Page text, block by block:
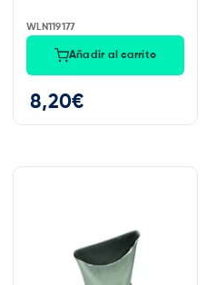
WLN119177
Añadir al carrito
8,20€